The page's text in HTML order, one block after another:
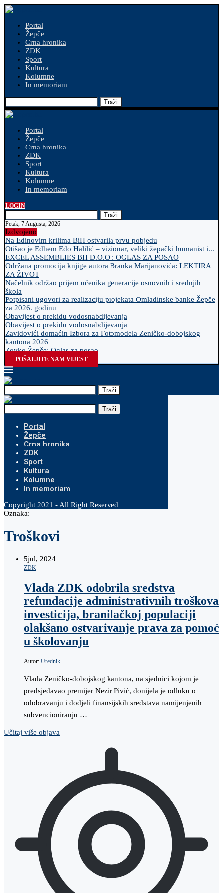
Portal
Žepče
Crna hronika
ZDK
Sport
Kultura
Kolumne
In memoriam
Traži
Portal
Žepče
Crna hronika
ZDK
Sport
Kultura
Kolumne
In memoriam
LOGIN
Traži
Petak, 7 Augusta, 2026
Izdvojeno
Na Edinovim krilima BiH ostvarila prvu pobjedu
Otišao je Edhem Edo Halilić – vizionar, veliki žepački humanist i...
EXCEL ASSEMBLIES BH D.O.O.: OGLAS ZA POSAO
Održana promocija knjige autora Branka Marijanovića: LEKTIRA
ZA ŽIVOT
Načelnik održao prijem učenika generacije osnovnih i srednjih
škola
Potpisani ugovori za realizaciju projekata Omladinske banke Žepče
za 2026. godinu
Obavijest o prekidu vodosnabdijevanja
Obavijest o prekidu vodosnabdijevanja
Zavidovići domaćin Izbora za Fotomodela Zeničko-dobojskog
kantona 2026
Zovko Žepče: Oglas za posao
POŠALJITE NAM VIJEST
Traži
Traži
Portal
Žepče
Crna hronika
ZDK
Sport
Kultura
Kolumne
In memoriam
Copyright 2021 - All Right Reserved
Oznaka:
Troškovi
5jul, 2024
ZDK
Vlada ZDK odobrila sredstva
refundacije administrativnih troškova
investicija, branilačkoj populaciji
olakšano ostvarivanje prava za pomoć
u školovanju
Autor: Urednik
Vlada Zeničko-dobojskog kantona, na sjednici kojom je
predsjedavao premijer Nezir Pivić, donijela je odluku o
odobravanju i dodjeli finansijskih sredstava namijenjenih
subvencioniranju …
Učitaj više objava